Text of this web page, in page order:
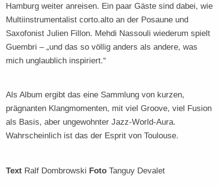
Hamburg weiter anreisen. Ein paar Gäste sind dabei, wie
Multiinstrumentalist corto.alto an der Posaune und
Saxofonist Julien Fillon. Mehdi Nassouli wiederum spielt
Guembri – „und das so völlig anders als andere, was
mich unglaublich inspiriert.“
Als Album ergibt das eine Sammlung von kurzen,
prägnanten Klangmomenten, mit viel Groove, viel Fusion
als Basis, aber ungewohnter Jazz-World-Aura.
Wahrscheinlich ist das der Esprit von Toulouse.
Text Ralf Dombrowski Foto Tanguy Devalet